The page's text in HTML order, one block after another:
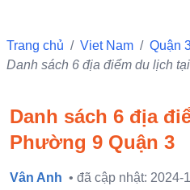
Trang chủ / Viet Nam / Quận
Danh sách 6 địa điểm du lịch
Danh sách 6 địa
Phường 9 Quận 3
Vân Anh • đã cập nhật: 2024-